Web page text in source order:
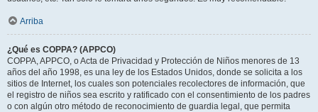
Arriba
¿Qué es COPPA? (APPCO)
COPPA, APPCO, o Acta de Privacidad y Protección de Niños menores de 13
años del año 1998, es una ley de los Estados Unidos, donde se solicita a los
sitios de Internet, los cuales son potenciales recolectores de información, que
el registro de niños sea escrito y ratificado con el consentimiento de los padres
o con algún otro método de reconocimiento de guardia legal, que permita